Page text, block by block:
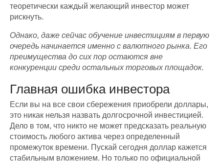
теоретически каждый желающий инвестор может
рискнуть.
Однако, даже сейчас обучение инвестициям в первую
очередь начинается именно с валютного рынка. Его
преимущества до сих пор остаются вне
конкуренции среди остальных торговых площадок.
Главная ошибка инвестора
Если вы на все свои сбережения приобрели доллары,
это никак нельзя назвать долгосрочной инвестицией.
Дело в том, что никто не может предсказать реальную
стоимость любого актива через определенный
промежуток времени. Пускай сегодня доллар кажется
стабильным вложением. Но только по официальной